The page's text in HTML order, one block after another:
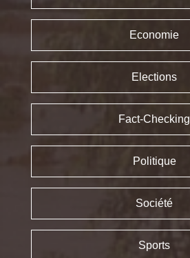
Economie
Elections
Fact-Checking
Politique
Société
Sports